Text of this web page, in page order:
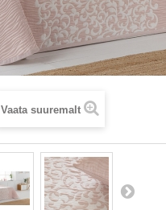
Vaata suuremalt